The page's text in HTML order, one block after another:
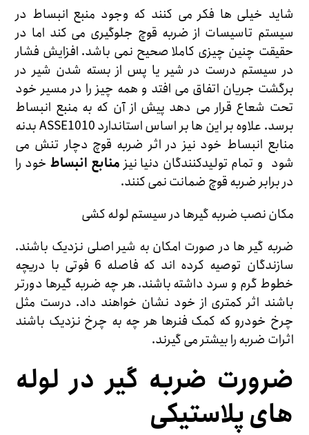
شاید خیلی ها فکر می کنند که وجود منبع انبساط در
سیستم تاسیسات از ضربه قوچ جلوگیری می کند اما در
حقیقت چنین چیزی کاملا صحیح نمی باشد. افزایش فشار
در سیستم درست در شیر یا پس از بسته شدن شیر در
برگشت جریان اتفاق می افتد و همه چیز را در مسیر خود
تحت شعاع قرار می دهد پیش از آن که به منبع انبساط
برسد. علاوه بر این ها بر اساس استانداردASSE1010بدنه
منابع انبساط خود نیز در اثر ضربه قوچ دچار تنش می
شود و تمام تولیدکنندگان دنیا نیز منابع انبساط خود را
در برابر ضربه قوچ ضمانت نمی کنند.
مکان نصب ضربه گیرها در سیستم لوله کشی
ضربه گیر ها در صورت امکان به شیر اصلی نزدیک باشند.
سازندگان توصیه کرده اند که فاصله 6 فوتی با دریچه
خطوط گرم و سرد داشته باشند. هر چه ضربه گیرها دورتر
باشند اثر کمتری از خود نشان خواهند داد. درست مثل
چرخ خودرو که کمک فنرها هر چه به چرخ نزدیک باشند
اثرات ضربه را بیشتر می گیرند.
ضرورت ضربه گیر در لوله
های پلاستیکی